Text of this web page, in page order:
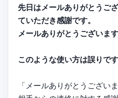
先日はメールありがとうご
ていただき感謝です。
メールありがとうございま
このような使い方は誤りです
「メールありがとうございま